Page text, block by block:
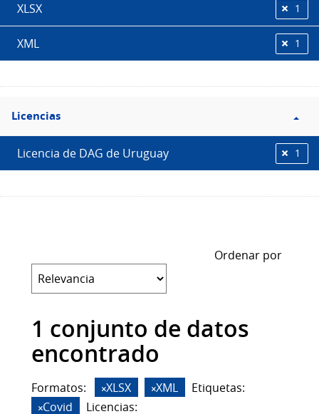
XLSX 1
XML 1
Filtro
Licencias
Licencias
Licencia de DAG de Uruguay 1
Ordenar por
1 conjunto de datos
encontrado
Formatos: XLSX XML
Etiquetas:
Covid
Licencias: